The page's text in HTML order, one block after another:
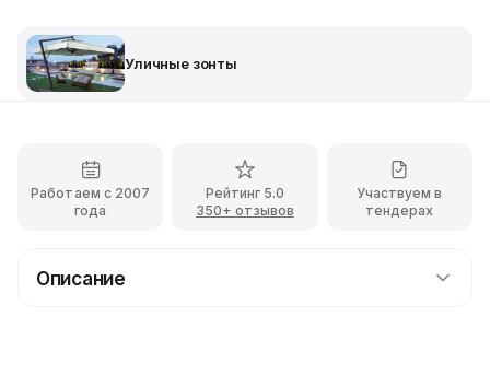
Уличные зонты
Работаем с 2007
года
Рейтинг 5.0
350+ отзывов
Участвуем в
тендерах
Описание